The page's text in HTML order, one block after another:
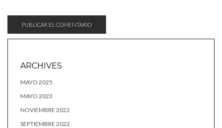
ARCHIVES
MAYO 2025
MAYO 2023
NOVIEMBRE 2022
SEPTIEMBRE 2022